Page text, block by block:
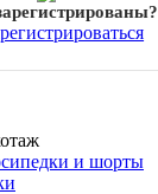
и шорты